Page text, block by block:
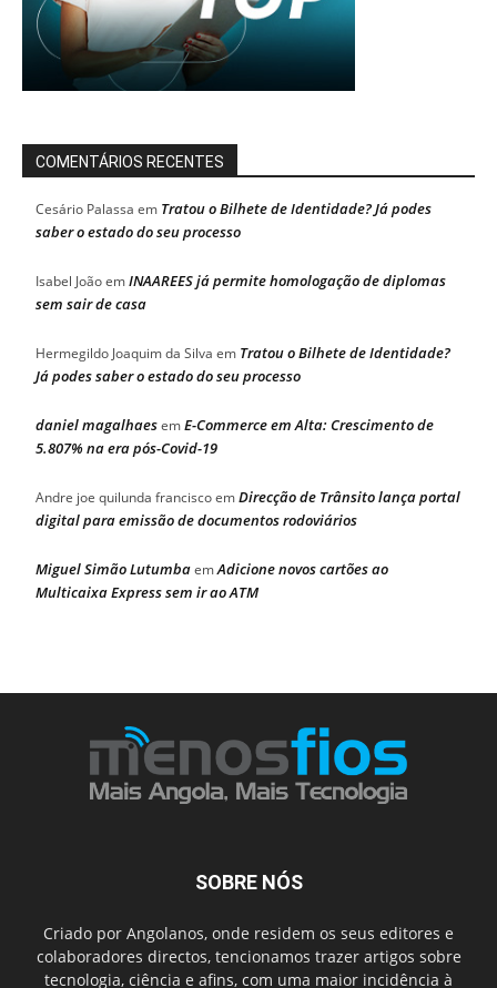
COMENTÁRIOS RECENTES
Cesário Palassa em Tratou o Bilhete de Identidade? Já podes
saber o estado do seu processo
Isabel JoãoemINAAREES já permite homologação de diplomas
sem sair de casa
Hermegildo Joaquim da Silva em Tratou o Bilhete de Identidade?
Já podes saber o estado do seu processo
daniel magalhaesemE-Commerce em Alta: Crescimento de
5.807% na era pós-Covid-19
Andre joe quilunda franciscoemDirecção de Trânsito lança portal
digital para emissão de documentos rodoviários
Miguel Simão LutumbaemAdicione novos cartões ao
Multicaixa Express sem ir ao ATM
SOBRE NÓS
Criado por Angolanos, onde residem os seus editores e
colaboradores directos, tencionamos trazer artigos sobre
tecnologia, ciência e afins, com uma maior incidência à